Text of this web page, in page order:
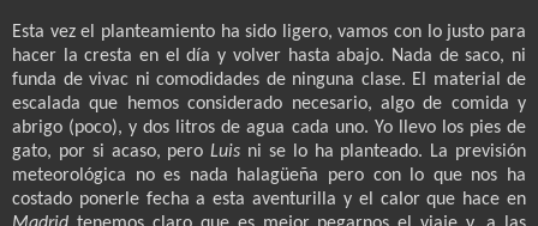
Esta vez el planteamiento ha sido ligero, vamos con lo justo para
hacer la cresta en el día y volver hasta abajo. Nada de saco, ni
funda de vivac ni comodidades de ninguna clase. El material de
escalada que hemos considerado necesario, algo de comida y
abrigo (poco), y dos litros de agua cada uno. Yo llevo los pies de
gato, por si acaso, peroLuis ni se lo ha planteado. La previsión
meteorológica no es nada halagüeña pero con lo que nos ha
costado ponerle fecha a esta aventurilla y el calor que hace en